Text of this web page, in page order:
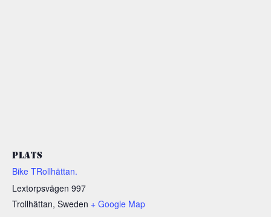
PLATS
Bike TRollhättan.
Lextorpsvägen 997
Trollhättan, Sweden + Google Map